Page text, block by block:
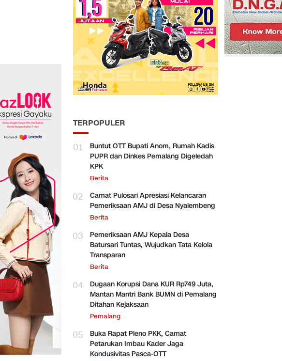
TERPOPULER
01
Buntut OTT Bupati Anom, Rumah Kadis
PUPR dan Dinkes Pemalang Digeledah
KPK
Berita
02
Camat Pulosari Apresiasi Kelancaran
Pemeriksaan AMJ di Desa Nyalembeng
Berita
03
Pemeriksaan AMJ Kepala Desa
Batursari Tuntas, Wujudkan Tata Kelola
Transparan
Berita
04
Dugaan Korupsi Dana KUR Rp749 Juta,
Mantan Mantri Bank BUMN di Pemalang
Ditahan Kejaksaan
Pemalang
05
Buka Rapat Pleno PKK, Camat
Petarukan Imbau Kader Jaga
Kondusivitas Pasca-OTT